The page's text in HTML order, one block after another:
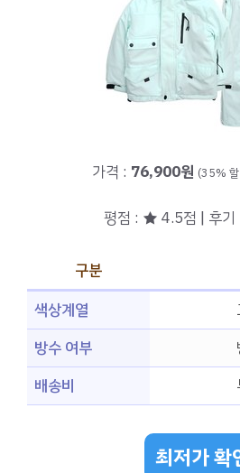
가격 : 76,900원 (35%
평점 : ★ 4.5점 | 후기
구분
색상계열
방수 여부
배송비
최저가 확